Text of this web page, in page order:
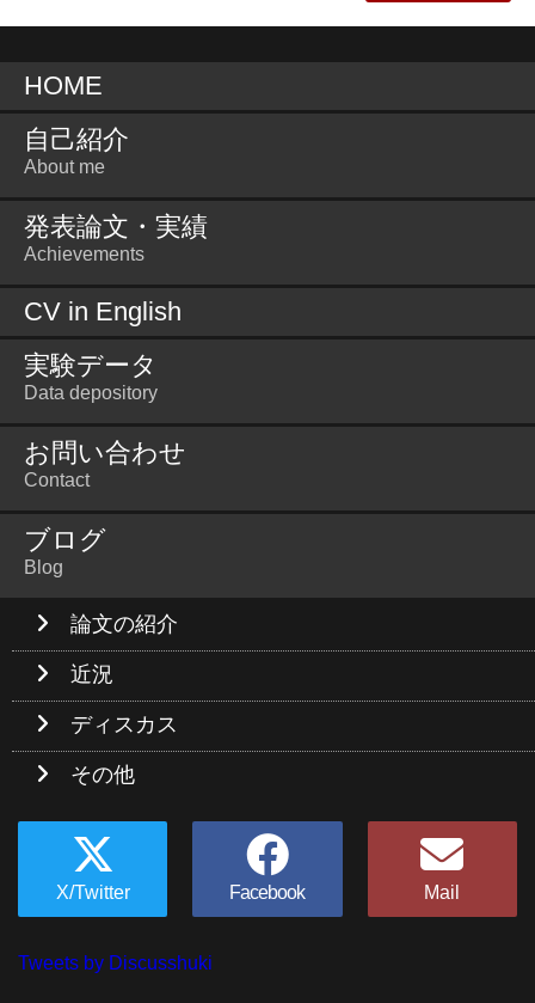
HOME
自己紹介
About me
発表論文・実績
Achievements
CV in English
実験データ
Data depository
お問い合わせ
Contact
ブログ
Blog
論文の紹介
近況
ディスカス
その他
X/Twitter Facebook Mail
Tweets by Discusshuki